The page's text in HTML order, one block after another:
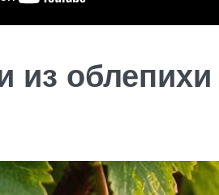
из облепихи